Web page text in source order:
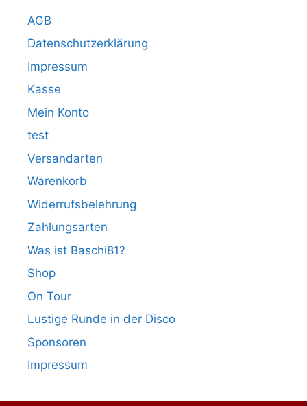
AGB
Datenschutzerklärung
Impressum
Kasse
Mein Konto
test
Versandarten
Warenkorb
Widerrufsbelehrung
Zahlungsarten
Was ist Baschi81?
Shop
On Tour
Lustige Runde in der Disco
Sponsoren
Impressum